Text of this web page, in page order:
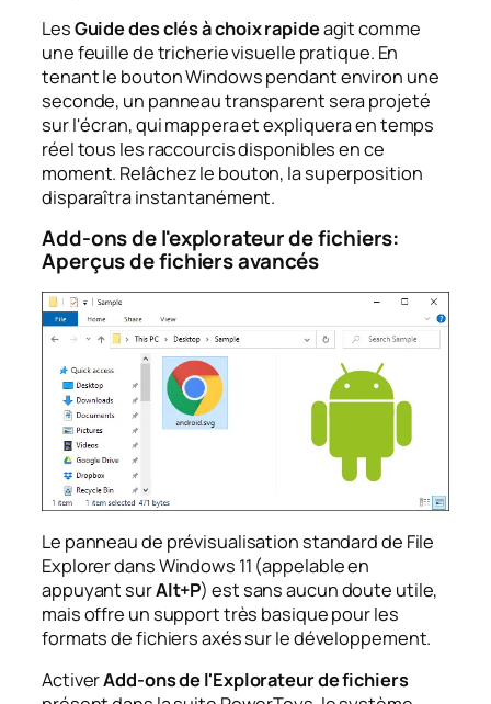
LesGuide des clés à choix rapideagit comme
une feuille de tricherie visuelle pratique. En
tenant le bouton Windows pendant environ une
seconde, un panneau transparent sera projeté
sur l'écran, qui mappera et expliquera en temps
réel tous les raccourcis disponibles en ce
moment. Relâchez le bouton, la superposition
disparaîtra instantanément.
Add-ons de l'explorateur de fichiers:
Aperçus de fichiers avancés
Le panneau de prévisualisation standard de File
Explorer dans Windows 11 (appelable en
appuyant surAlt+P) est sans aucun doute utile,
mais offre un support très basique pour les
formats de fichiers axés sur le développement.
ActiverAdd-ons de l'Explorateur de fichiers